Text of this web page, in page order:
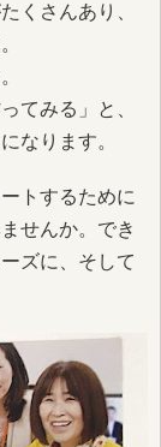
くさんあり、
てみる」と、
なります。
トするために
せんか。でき
ズに、そして